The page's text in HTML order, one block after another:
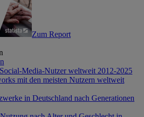
Zum Report
Media-Nutzer weltweit 2012-2025
mit den meisten Nutzern weltweit
in Deutschland nach Generationen